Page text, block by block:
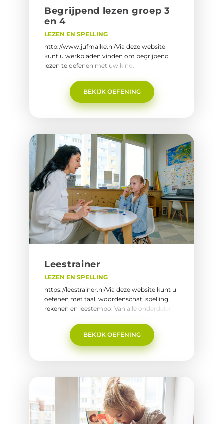
Be­grij­pend lezen groep 3
en 4
LEZEN EN SPELLING
http://www.jufmaike.nl/Via deze website
kunt u werkbladen vinden om begrijpend
lezen te oefenen met uw kind.
BEKIJK OEFENING
Lees­trai­ner
LEZEN EN SPELLING
https://leestrainer.nl/Via deze website kunt u
oefenen met taal, woordenschat, spelling,
rekenen en leestempo. Van alle onderdelen is
BEKIJK OEFENING